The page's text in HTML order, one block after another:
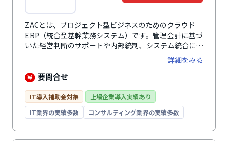
ZACとは、プロジェクト型ビジネスのためのクラウド
ERP（統合型基幹業務システム）です。管理会計に基づ
いた経営判断のサポートや内部統制、システム統合によ
る業務効率化など幅広い課題を解決に役立ちます。プロ
ジェクト管理では、プロジェクトの収支管理や未来の売
上・利益予測、予実対比にいたるまでプロジェクトごと
業規模や業種、予算に合わせたカスタマイズができ、機
能モジュールの利用者数は後から追加可能なため、業務
拡大で人員が増えた場合でもフレキシブルに対応。専任
わせたスムーズな稼働が可能です。システム業・IT業・
詳細をみる
要問合せ
IT導入補助金対象
上場企業導入実績あり
IT業界の実績多数
コンサルティング業界の実績多数